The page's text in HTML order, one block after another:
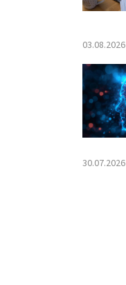
03.08.2026
30.07.2026